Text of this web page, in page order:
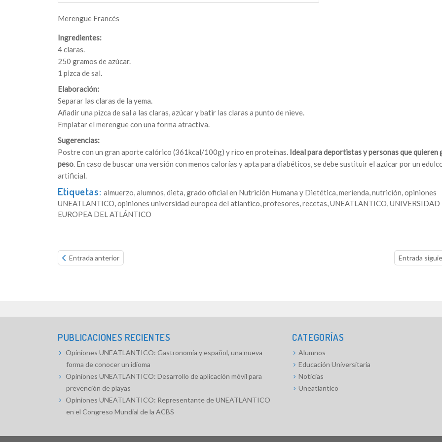
Merengue Francés
Ingredientes:
4 claras.
250 gramos de azúcar.
1 pizca de sal.
Elaboración:
Separar las claras de la yema.
Añadir una pizca de sal a las claras, azúcar y batir las claras a punto de nieve.
Emplatar el merengue con una forma atractiva.
Sugerencias:
Postre con un gran aporte calórico (361kcal/100g) y rico en proteínas. Ideal para deportistas y personas que quieren
peso. En caso de buscar una versión con menos calorías y apta para diabéticos, se debe sustituir el azúcar por un
artificial.
Etiquetas:almuerzo,alumnos,dieta,grado oficial en Nutrición Humana y Dietética,merienda,nutrición,opiniones
UNEATLANTICO,opiniones universidad europea del atlantico,profesores,recetas,UNEATLANTICO,UNIVERSIDAD
EUROPEA DEL ATLÁNTICO
Continue
reading...
Entrada anterior Entrada
PUBLICACIONES RECIENTES
Opiniones UNEATLANTICO: Gastronomía y español, una nueva
forma de conocer un idioma
Opiniones UNEATLANTICO: Desarrollo de aplicación móvil para
prevención de playas
Opiniones UNEATLANTICO: Representante de UNEATLANTICO
en el Congreso Mundial de la ACBS
CATEGORÍAS
Alumnos
Educación Universitaria
Noticias
Uneatlantico